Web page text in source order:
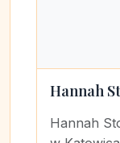
Hannah
Hannah